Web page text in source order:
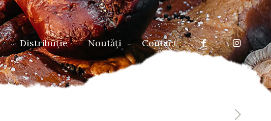
Distribuţie Noutăţi Contact